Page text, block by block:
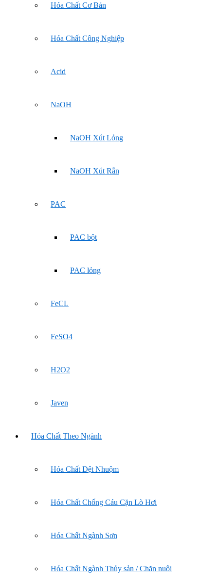
Hóa Chất Cơ Bản
Hóa Chất Công Nghiệp
Acid
NaOH
NaOH Xút Lỏng
NaOH Xút Rắn
PAC
PAC bột
PAC lỏng
FeCL
FeSO4
H2O2
Javen
Hóa Chất Theo Ngành
Hóa Chất Dệt Nhuộm
Hóa Chất Chống Cáu Cặn Lò Hơi
Hóa Chất Ngành Sơn
Hóa Chất Ngành Thủy sản / Chăn nuôi